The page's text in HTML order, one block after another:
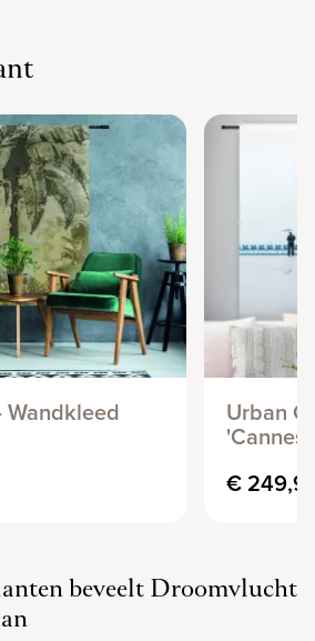
Wandkleed Urban
'Cannes'
€
beveelt Droomvlucht